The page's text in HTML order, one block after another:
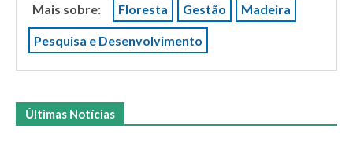
Mais sobre: Floresta Gestão Madeira
Pesquisa e Desenvolvimento
Últimas Notícias